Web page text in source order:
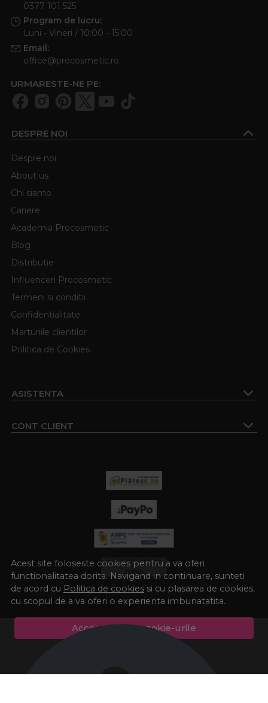
Acest site foloseste cookies pentru a va oferi
functionalitatea dorita. Navigand in continuare, sunteti
de acord cu Politica de cookies si cu plasarea de cookies,
cu scopul de a va oferi o experienta imbunatatita.
Accepta toate cookie-urile
0377 101 525
Program de lucru:
Luni - Vineri / 10:00 - 15:00
Email:
office@procosmetic.ro
URMARESTE-NE PE:
DESPRE NOI
Despre noi
About us
Chi siamo
Cariere
Academia Procosmetic
Blog
Distributie
Influenceri Procosmetic
Termeni si conditii
Confidentialitate
Marturiile clientilor
Politica de Cookies
ASISTENTA
CONT CLIENT
© Procosmetic.ro 2026